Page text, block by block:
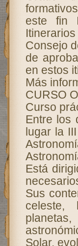
este fin
Consejo
de
en estos
Más
CURSO
Curso
Entre los
lugar la
Está
Sus
celeste,
Solar,